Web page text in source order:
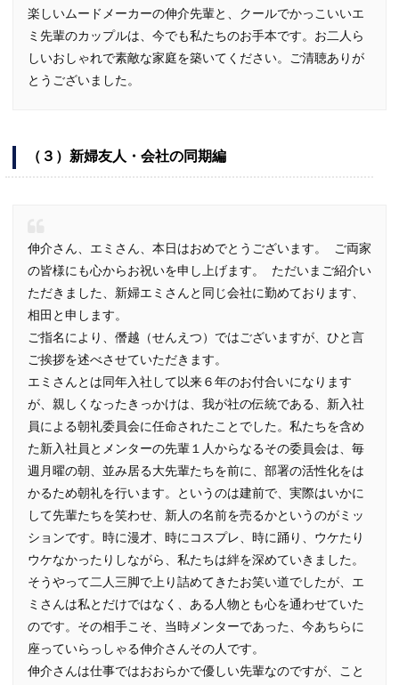
楽しいムードメーカーの伸介先輩と、クールでかっこいいエ
ミ先輩のカップルは、今でも私たちのお手本です。お二人ら
しいおしゃれで素敵な家庭を築いてください。ご清聴ありが
とうございました。
（３）新婦友人・会社の同期編
伸介さん、エミさん、本日はおめでとうございます。 ご両家
の皆様にも心からお祝いを申し上げます。 ただいまご紹介い
ただきました、新婦エミさんと同じ会社に勤めております、
相田と申します。
ご指名により、僭越（せんえつ）ではございますが、ひと言
ご挨拶を述べさせていただきます。
エミさんとは同年入社して以来６年のお付合いになります
が、親しくなったきっかけは、我が社の伝統である、新入社
員による朝礼委員会に任命されたことでした。私たちを含め
た新入社員とメンターの先輩１人からなるその委員会は、毎
週月曜の朝、並み居る大先輩たちを前に、部署の活性化をは
かるため朝礼を行います。というのは建前で、実際はいかに
して先輩たちを笑わせ、新人の名前を売るかというのがミッ
ションです。時に漫才、時にコスプレ、時に踊り、ウケたり
ウケなかったりしながら、私たちは絆を深めていきました。
そうやって二人三脚で上り詰めてきたお笑い道でしたが、エ
ミさんは私とだけではなく、ある人物とも心を通わせていた
のです。その相手こそ、当時メンターであった、今あちらに
座っていらっしゃる伸介さんその人です。
伸介さんは仕事ではおおらかで優しい先輩なのですが、こと